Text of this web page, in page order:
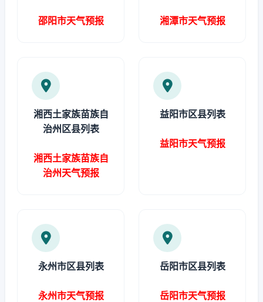
邵阳市天气预报 湘潭市天气预报
湘西土家族苗族自
治州区县列表
湘西土家族苗族自
治州天气预报
益阳市区县列表
益阳市天气预报
永州市区县列表
永州市天气预报
岳阳市区县列表
岳阳市天气预报